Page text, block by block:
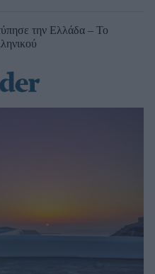
την Ελλάδα – Το